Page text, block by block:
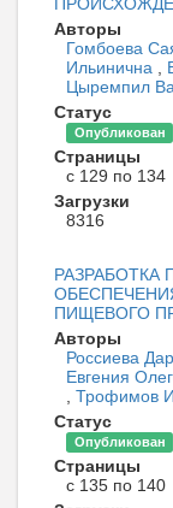
Авторы
Гомбоева
Ильинична
Цыремпил
Статус
Опубликован
Страницы
с 129 по 134
Загрузки
8316
РАЗРАБОТКА
ПИЩЕВОГО
Авторы
Россиева
Евгения
Трофимов
Статус
Опубликован
Страницы
с 135 по 140